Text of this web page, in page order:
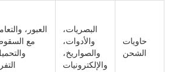
حاويات
الشحن
البصريات،
والأدوات،
والصواريخ،
والإلكترونيات
العبور، والتعامل
مع السقوط،
والتحميل/
التفريغ